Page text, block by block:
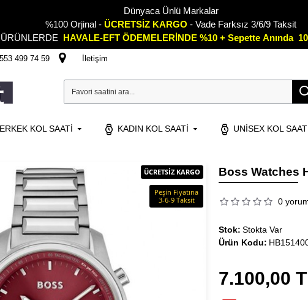
Dünyaca Ünlü Markalar
%100 Orjinal - ÜCRETSİZ KARGO - Vade Farksız 3/6/9 Taksit
HAVALE-EFT ÖDEMELERİNDE %10 + Sepette Anında
499 74 59 İletişim
ERKEK KOL SAATI KADIN KOL SAATI UNISEX KOL
ÜCRETSİZ KARGO
Peşin Fiyatına
3-6-9 Taksit
Boss Watches
0
7.100,00
Stok: Stokta Var
Ürün Kodu: